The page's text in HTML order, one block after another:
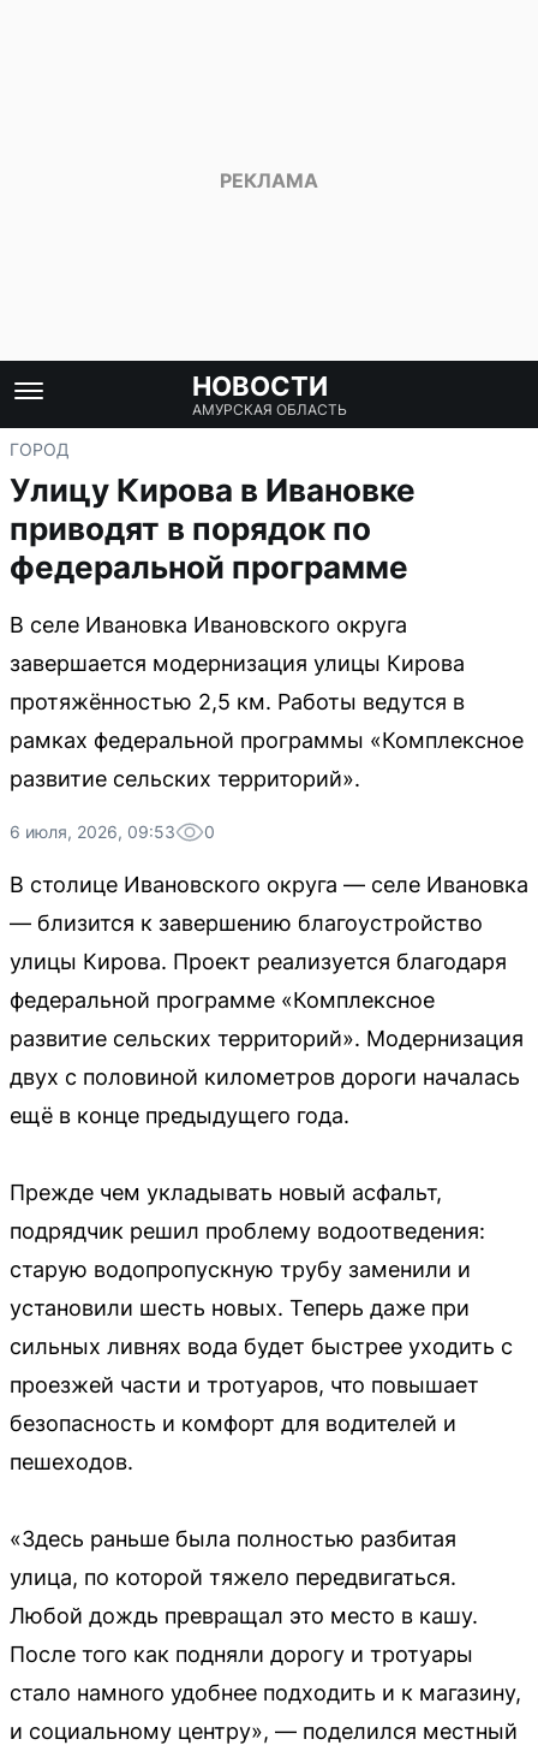
НОВОСТИ
АМУРСКАЯ ОБЛАСТЬ
ГОРОД
Улицу Кирова в Ивановке
приводят в порядок по
федеральной программе
В селе Ивановка Ивановского округа
завершается модернизация улицы Кирова
протяжённостью 2,5 км. Работы ведутся в
рамках федеральной программы «Комплексное
развитие сельских территорий».
6 июля, 2026, 09:53 0
В столице Ивановского округа — селе Ивановка
— близится к завершению благоустройство
улицы Кирова. Проект реализуется благодаря
федеральной программе «Комплексное
развитие сельских территорий». Модернизация
двух с половиной километров дороги началась
ещё в конце предыдущего года.
Прежде чем укладывать новый асфальт,
подрядчик решил проблему водоотведения:
старую водопропускную трубу заменили и
установили шесть новых. Теперь даже при
сильных ливнях вода будет быстрее уходить с
проезжей части и тротуаров, что повышает
безопасность и комфорт для водителей и
пешеходов.
«Здесь раньше была полностью разбитая
улица, по которой тяжело передвигаться.
Любой дождь превращал это место в кашу.
После того как подняли дорогу и тротуары
стало намного удобнее подходить и к магазину,
и социальному центру», — поделился местный